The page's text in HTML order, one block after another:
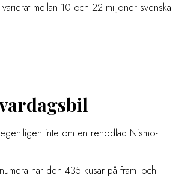
mellan 10 och 22 miljoner svenska
inte om en renodlad Nismo-
har den 435 kusar på fram- och